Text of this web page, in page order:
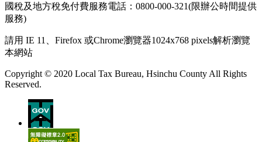
國稅及地方稅免付費服務電話：0800-000-321(限辦公時間提供
服務)
請用 IE 11、Firefox 或Chrome瀏覽器1024x768 pixels解析瀏覽
本網站
Copyright © 2020 Local Tax Bureau, Hsinchu County All Rights
Reserved.